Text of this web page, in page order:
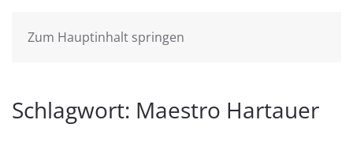
Zum Hauptinhalt springen
Schlagwort: Maestro Hartauer